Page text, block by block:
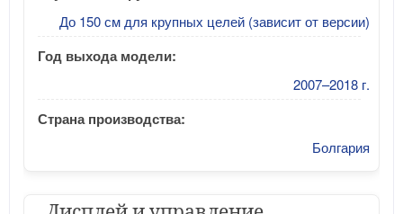
До 150 см для крупных целей (зависит от версии)
Год выхода модели:
2007–2018 г.
Страна производства:
Болгария